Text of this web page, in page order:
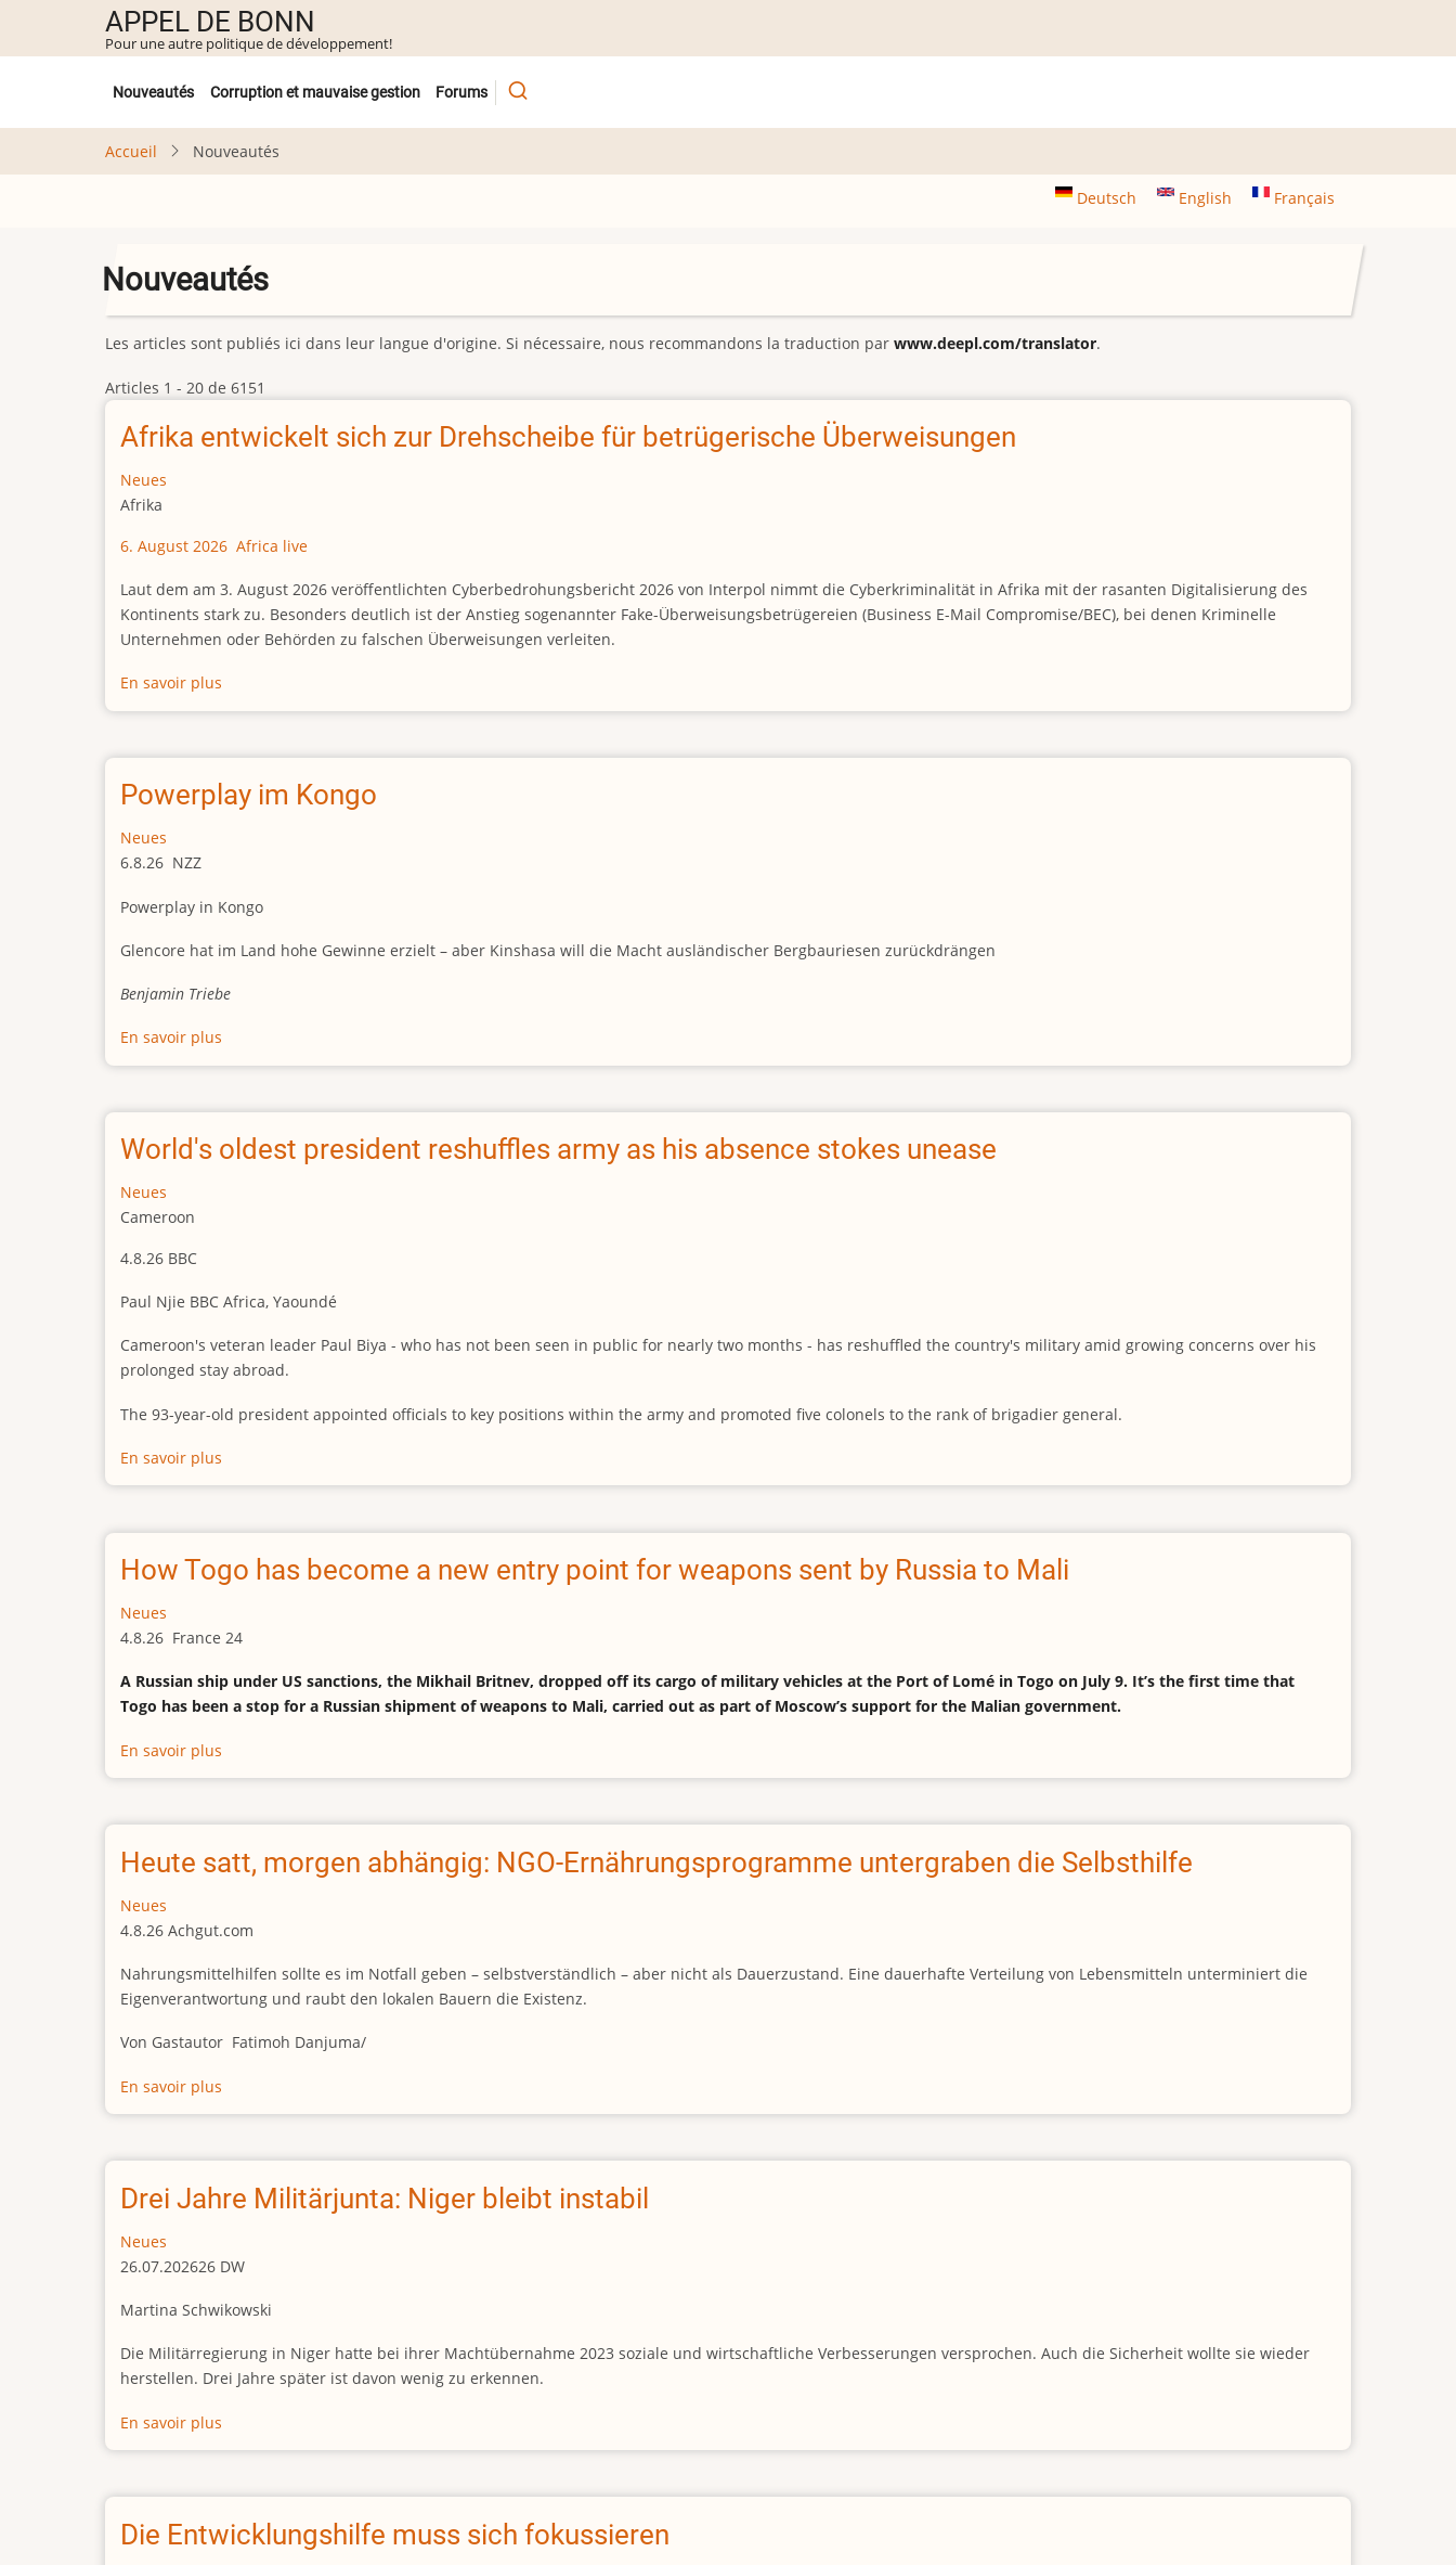
contenu
APPEL DE BONN
Pour une autre politique de développement!
Untermenü
Nouveautés Corruption et mauvaise gestion Forums
Accueil Nouveautés
Deutsch English Français
Nouveautés
Les articles sont publiés ici dans leur langue d'origine. Si nécessaire, nous recommandons la traduction par www.deepl.com/translator.
Articles 1 - 20 de 6151
Afrika entwickelt sich zur Drehscheibe für betrügerische Überweisungen
Neues
Afrika
6. August 2026 Africa live
Laut dem am 3. August 2026 veröffentlichten Cyberbedrohungsbericht 2026 von Interpol nimmt die Cyberkriminalität in Afrika mit der rasanten Digitalisierung des
Kontinents stark zu. Besonders deutlich ist der Anstieg sogenannter Fake-Überweisungsbetrügereien (Business E-Mail Compromise/BEC), bei denen Kriminelle
Unternehmen oder Behörden zu falschen Überweisungen verleiten.
En savoir plus
Afrika
sich
Drehscheibe
Powerplay im Kongo
Neues
6.8.26 NZZ
Powerplay in Kongo
Glencore hat im Land hohe Gewinne erzielt – aber Kinshasa will die Macht ausländischer Bergbauriesen zurückdrängen
Benjamin Triebe
En savoir plus
Powerplay
Kongo
World's oldest president reshuffles army as his absence stokes unease
Neues
Cameroon
4.8.26 BBC
Paul Njie BBC Africa, Yaoundé
Cameroon's veteran leader Paul Biya - who has not been seen in public for nearly two months - has reshuffled the country's military amid growing concerns over his
prolonged stay abroad.
The 93-year-old president appointed officials to key positions within the army and promoted five colonels to the rank of brigadier general.
En savoir plus
World's
president
reshuffles
army
his
stokes
unease
How Togo has become a new entry point for weapons sent by Russia to Mali
Neues
4.8.26 France 24
A Russian ship under US sanctions, the Mikhail Britnev, dropped off its cargo of military vehicles at the Port of Lomé in Togo on July 9. It’s the first time that
Togo has been a stop for a Russian shipment of weapons to Mali, carried out as part of Moscow’s support for the Malian government.
En savoir plus
How
has
become
a
entry
for
weapons
by
Heute satt, morgen abhängig: NGO-Ernährungsprogramme untergraben die Selbsthilfe
Neues
4.8.26 Achgut.com
Nahrungsmittelhilfen sollte es im Notfall geben – selbstverständlich – aber nicht als Dauerzustand. Eine dauerhafte Verteilung von Lebensmitteln unterminiert die
Eigenverantwortung und raubt den lokalen Bauern die Existenz.
Von Gastautor Fatimoh Danjuma/
En savoir plus
Heute
morgen
abhängig:
NGO-
untergraben
Selbsthilfe
Drei Jahre Militärjunta: Niger bleibt instabil
Neues
26.07.202626 DW
Martina Schwikowski
Die Militärregierung in Niger hatte bei ihrer Machtübernahme 2023 soziale und wirtschaftliche Verbesserungen versprochen. Auch die Sicherheit wollte sie wieder
herstellen. Drei Jahre später ist davon wenig zu erkennen.
En savoir plus
Drei
Militärjunta:
Niger
bleibt
Die Entwicklungshilfe muss sich fokussieren